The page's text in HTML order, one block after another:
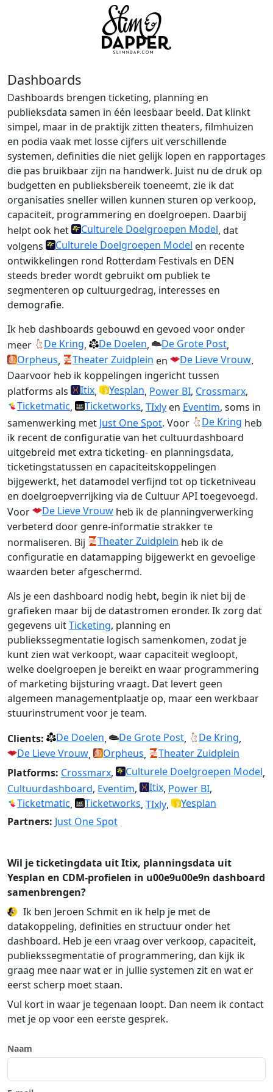
Dashboards
Dashboards brengen ticketing, planning en
publieksdata samen in één leesbaar beeld. Dat klinkt
simpel, maar in de praktijk zitten theaters, filmhuizen
en podia vaak met losse cijfers uit verschillende
systemen, definities die niet gelijk lopen en rapportages
die pas bruikbaar zijn na handwerk. Juist nu de druk op
budgetten en publieksbereik toeneemt, zie ik dat
organisaties sneller willen kunnen sturen op verkoop,
capaciteit, programmering en doelgroepen. Daarbij
helpt ook het
Culturele Doelgroepen Model, dat
volgens
Culturele Doelgroepen Model en recente
ontwikkelingen rond Rotterdam Festivals en DEN
steeds breder wordt gebruikt om publiek te
segmenteren op cultuurgedrag, interesses en
demografie.
Ik heb dashboards gebouwd en gevoed voor onder
meer
De Kring, De Doelen, De Grote Post,
Orpheus, Theater Zuidplein en De Lieve Vrouw.
Daarvoor heb ik koppelingen ingericht tussen
platforms als
Itix, Yesplan, Power BI, Crossmarx,
Ticketmatic, Ticketworks, TIxly en Eventim, soms in
samenwerking met Just One Spot. Voor De Kring heb
ik recent de configuratie van het cultuurdashboard
uitgebreid met extra ticketing- en planningsdata,
ticketingstatussen en capaciteitskoppelingen
bijgewerkt, het datamodel verfijnd tot op ticketniveau
en doelgroepverrijking via de Cultuur API toegevoegd.
Voor
De Lieve Vrouw heb ik de planningverwerking
verbeterd door genre-informatie strakker te
normaliseren. Bij
Theater Zuidplein heb ik de
configuratie en datamapping bijgewerkt en gevoelige
waarden beter afgeschermd.
Als je een dashboard nodig hebt, begin ik niet bij de
grafieken maar bij de datastromen eronder. Ik zorg dat
gegevens uitTicketing, planning en
publiekssegmentatie logisch samenkomen, zodat je
kunt zien wat verkoopt, waar capaciteit wegloopt,
welke doelgroepen je bereikt en waar programmering
of marketing bijsturing vraagt. Dat levert geen
algemeen managementplaatje op, maar een werkbaar
stuurinstrument voor je team.
Clients:
De Doelen, De Grote Post, De Kring,
De Lieve Vrouw, Orpheus,
Theater Zuidplein
Platforms: Crossmarx, Culturele Doelgroepen Model,
Cultuurdashboard, Eventim, Itix, Power BI,
Ticketmatic, Ticketworks, TIxly,
Yesplan
Partners: Just One Spot
Wil je ticketingdata uit Itix, planningsdata uit
Yesplan en CDM-profielen in u00e9u00e9n dashboard
samenbrengen?
Ik ben Jeroen Schmit en ik help je met de
datakoppeling, definities en structuur onder het
dashboard. Heb je een vraag over verkoop, capaciteit,
publiekssegmentatie of programmering, dan kijk ik
graag mee naar wat er in jullie systemen zit en wat er
eerst scherp moet staan.
Vul kort in waar je tegenaan loopt. Dan neem ik contact
met je op voor een eerste gesprek.
Naam